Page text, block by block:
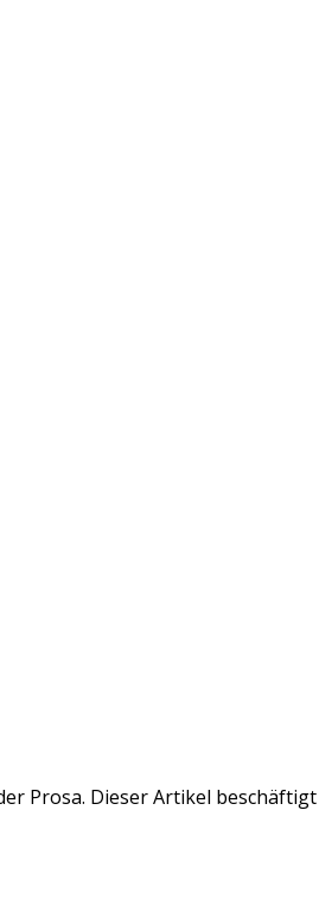
Prosa. Dieser Artikel